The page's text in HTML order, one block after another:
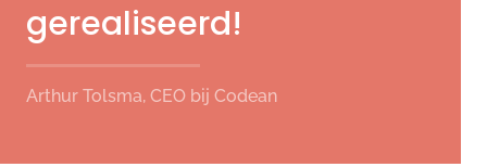
gerealiseerd!
Arthur Tolsma, CEO bij Codean